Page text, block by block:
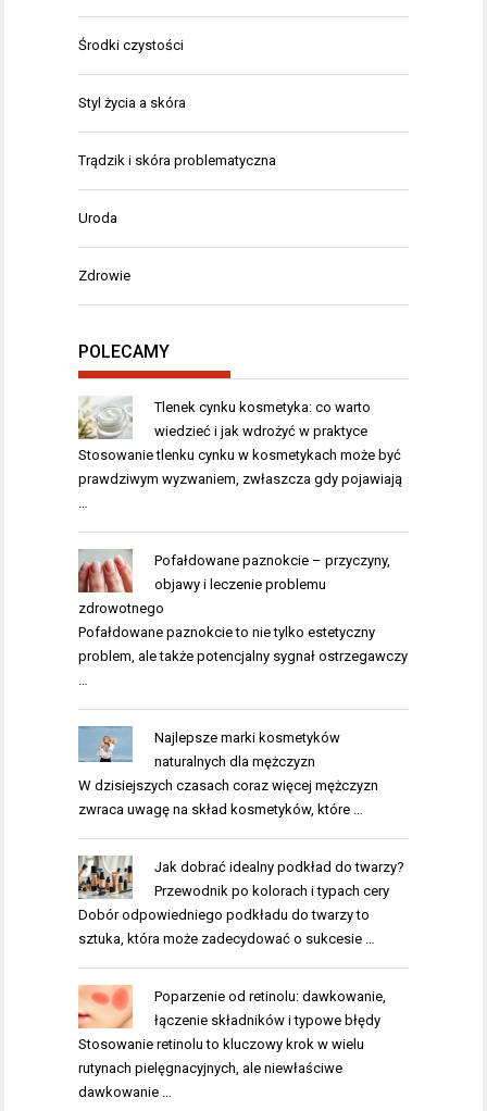
Środki czystości
Styl życia a skóra
Trądzik i skóra problematyczna
Uroda
Zdrowie
POLECAMY
Tlenek cynku kosmetyka: co warto
wiedzieć i jak wdrożyć w praktyce
Stosowanie tlenku cynku w kosmetykach może być
prawdziwym wyzwaniem, zwłaszcza gdy pojawiają
…
Pofałdowane paznokcie – przyczyny,
objawy i leczenie problemu
zdrowotnego
Pofałdowane paznokcie to nie tylko estetyczny
problem, ale także potencjalny sygnał ostrzegawczy
…
Najlepsze marki kosmetyków
naturalnych dla mężczyzn
W dzisiejszych czasach coraz więcej mężczyzn
zwraca uwagę na skład kosmetyków, które …
Jak dobrać idealny podkład do twarzy?
Przewodnik po kolorach i typach cery
Dobór odpowiedniego podkładu do twarzy to
sztuka, która może zadecydować o sukcesie …
Poparzenie od retinolu: dawkowanie,
łączenie składników i typowe błędy
Stosowanie retinolu to kluczowy krok w wielu
rutynach pielęgnacyjnych, ale niewłaściwe
dawkowanie …